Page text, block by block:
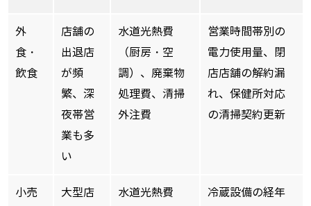
外
食・
飲食
店舗の
出退店
が頻
繁、深
夜帯営
業も多
い
水道光熱費
（厨房・空
調）、廃棄物
処理費、清掃
外注費
営業時間帯別の
電力使用量、閉
店店舗の解約漏
れ、保健所対応
の清掃契約更新
小売
大型店
水道光熱費
冷蔵設備の経年